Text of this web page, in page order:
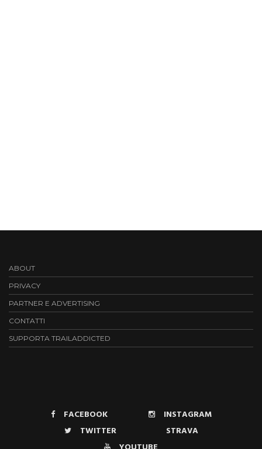
ABOUT
PRIVACY
PARTNER E ADVERTISING
CONTATTI
SUPPORTA TRAILADDICTED
FACEBOOK
INSTAGRAM
TWITTER
STRAVA